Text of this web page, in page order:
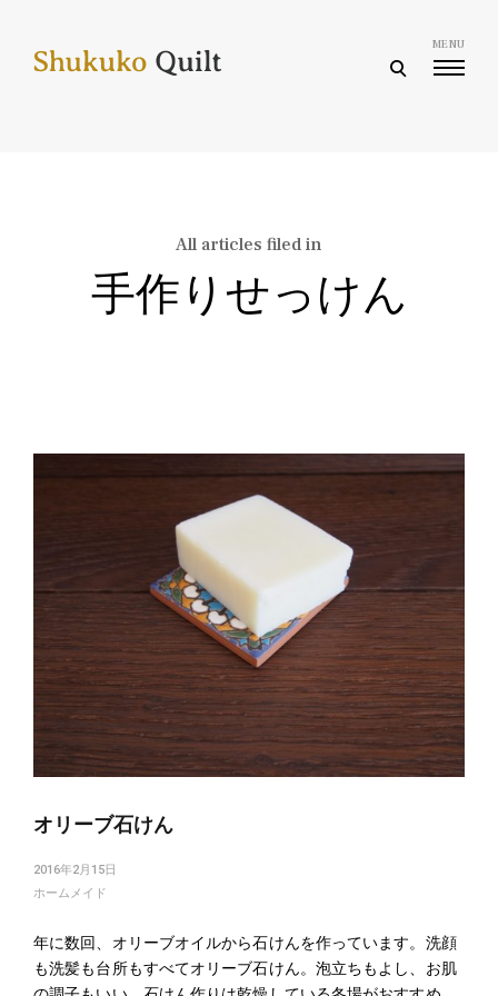
content
open
MENU
All articles filed in
手作りせっけん
オリーブ石けん
2016年2月15日
ホームメイド
年に数回、オリーブオイルから石けんを作っています。洗顔
も洗髪も台所もすべてオリーブ石けん。泡立ちもよし、お肌